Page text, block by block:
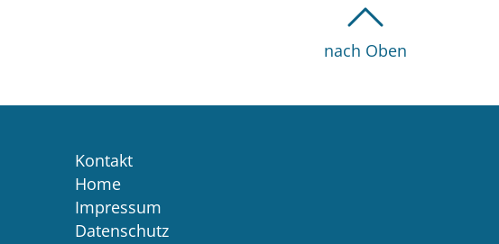
nach Oben
Kontakt
Home
Impressum
Datenschutz